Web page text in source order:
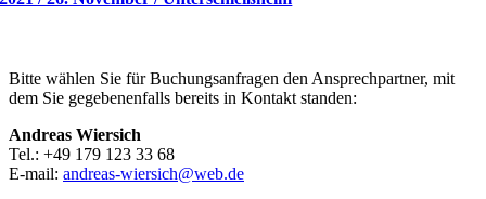
Bitte wählen Sie für Buchungsanfragen den Ansprechpartner, mit
dem Sie gegebenenfalls bereits in Kontakt standen:
Andreas Wiersich
Tel.: +49 179 123 33 68
E-mail: andreas-wiersich@web.de